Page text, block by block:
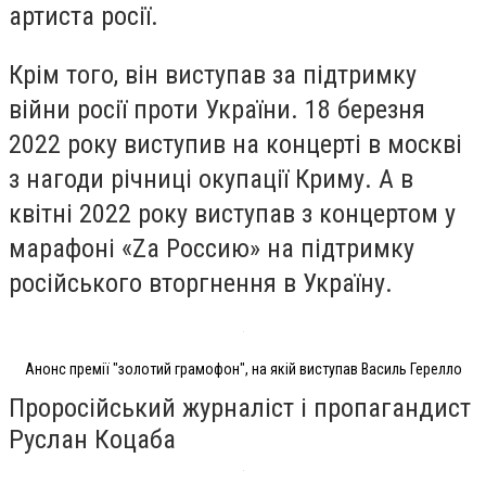
артиста росії.
Крім того, він виступав за підтримку
війни росії проти України. 18 березня
2022 року виступив на концерті в москві
з нагоди річниці окупації Криму. А в
квітні 2022 року виступав з концертом у
марафоні «Za Россию» на підтримку
російського вторгнення в Україну.
Анонс премії "золотий грамофон", на якій виступав Василь Герелло
Проросійський журналіст і пропагандист
Руслан Коцаба